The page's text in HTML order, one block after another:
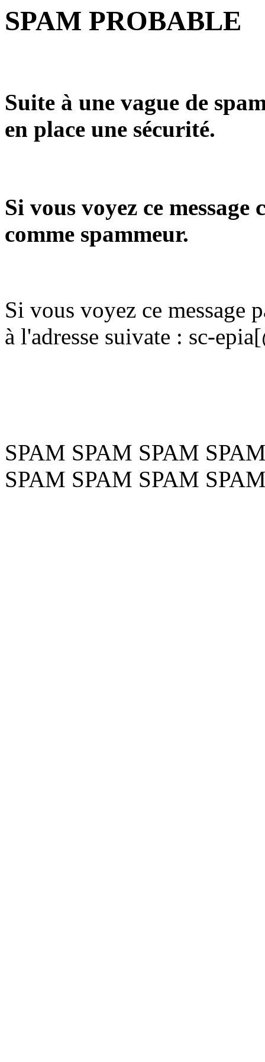
SPAM PROBABLE
Suite à une vague de
en place une sécurité.
Si vous voyez ce message
comme spammeur.
Si vous voyez ce message
à l'adresse suivate : sc-
SPAM SPAM SPAM
SPAM SPAM SPAM